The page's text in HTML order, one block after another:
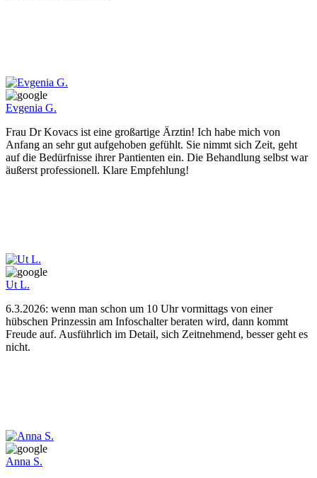
Evgenia G.
Frau Dr Kovacs ist eine großartige Ärztin! Ich habe mich von
Anfang an sehr gut aufgehoben gefühlt. Sie nimmt sich Zeit, geht
auf die Bedürfnisse ihrer Pantienten ein. Die Behandlung selbst war
äußerst professionell. Klare Empfehlung!
Ut L.
6.3.2026: wenn man schon um 10 Uhr vormittags von einer
hübschen Prinzessin am Infoschalter beraten wird, dann kommt
Freude auf. Ausführlich im Detail, sich Zeitnehmend, besser geht es
nicht.
Anna S.